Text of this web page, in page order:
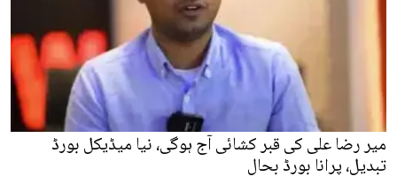
میر رضا علی کی قبر کشائی آج ہوگی، نیا میڈیکل بورڈ
تبدیل، پرانا بورڈ بحال